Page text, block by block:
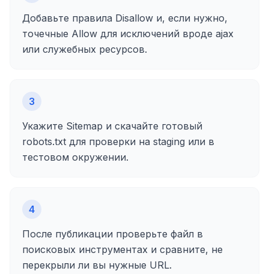
Добавьте правила Disallow и, если нужно,
точечные Allow для исключений вроде ajax
или служебных ресурсов.
3
Укажите Sitemap и скачайте готовый
robots.txt для проверки на staging или в
тестовом окружении.
4
После публикации проверьте файл в
поисковых инструментах и сравните, не
перекрыли ли вы нужные URL.